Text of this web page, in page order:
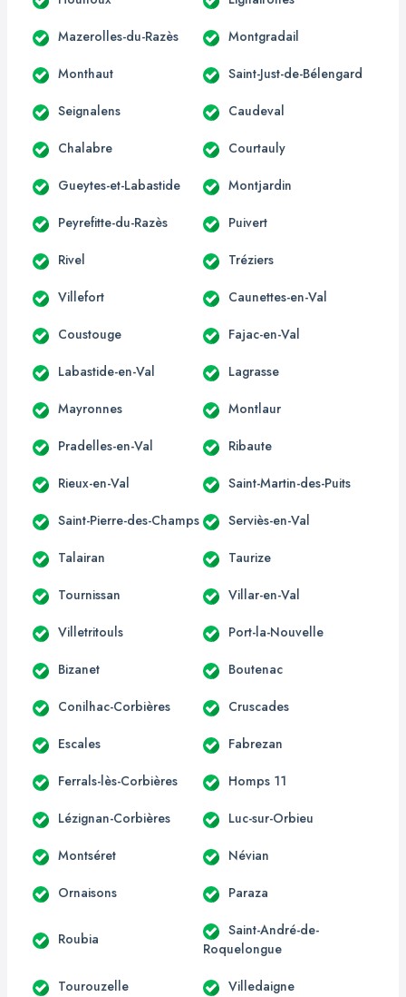
Mazerolles-du-Razès Montgradail
Monthaut Saint-Just-de-Bélengard
Seignalens Caudeval
Chalabre Courtauly
Gueytes-et-Labastide Montjardin
Peyrefitte-du-Razès Puivert
Rivel Tréziers
Villefort Caunettes-en-Val
Coustouge Fajac-en-Val
Labastide-en-Val Lagrasse
Mayronnes Montlaur
Pradelles-en-Val Ribaute
Rieux-en-Val Saint-Martin-des-Puits
Saint-Pierre-des-Champs Serviès-en-Val
Talairan Taurize
Tournissan Villar-en-Val
Villetritouls Port-la-Nouvelle
Bizanet Boutenac
Conilhac-Corbières Cruscades
Escales Fabrezan
Ferrals-lès-Corbières Homps 11
Lézignan-Corbières Luc-sur-Orbieu
Montséret Névian
Ornaisons Paraza
Roubia
Saint-André-de-
Roquelongue
Tourouzelle Villedaigne